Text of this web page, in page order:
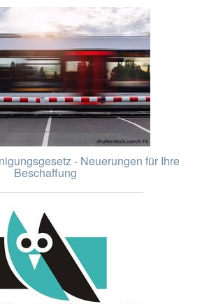
- Neuerungen für Ihre
Beschaffung